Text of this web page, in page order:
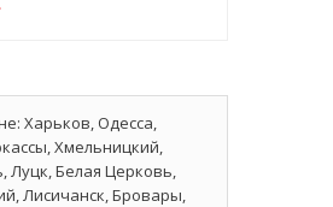
Харьков, Одесса,
Хмельницкий,
Луцк, Белая Церковь,
Лисичанск, Бровары,